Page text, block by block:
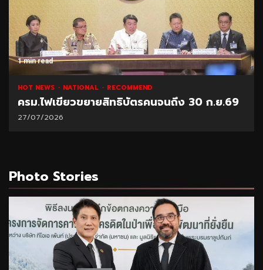
1 min read
NATIONAL HOT NEWS RECOMMEND
“พาณิชย์” โชว์ยอดส่งออกทุเรียน 1 ล้านตัน
21/07/2026
Photo Stories